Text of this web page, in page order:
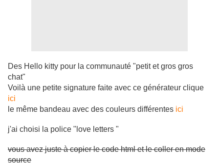
Des Hello kitty pour la communauté "petit et gros gros
chat"
Voilà une petite signature faite avec ce générateur clique
ici
le même bandeau avec des couleurs différentes ici
j'ai choisi la police "love letters "
vous avez juste à copier le code html et le coller en mode
source